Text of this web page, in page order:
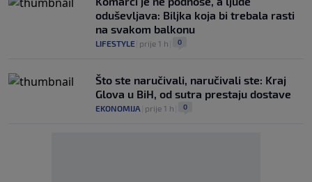
oduševljava: Biljka koja bi trebala rasti
na svakom balkonu
LIFESTYLE prije 1 h 0
Što ste naručivali, naručivali ste: Kraj
Glova u BiH, od sutra prestaju dostave
EKONOMIJA prije 1 h 0